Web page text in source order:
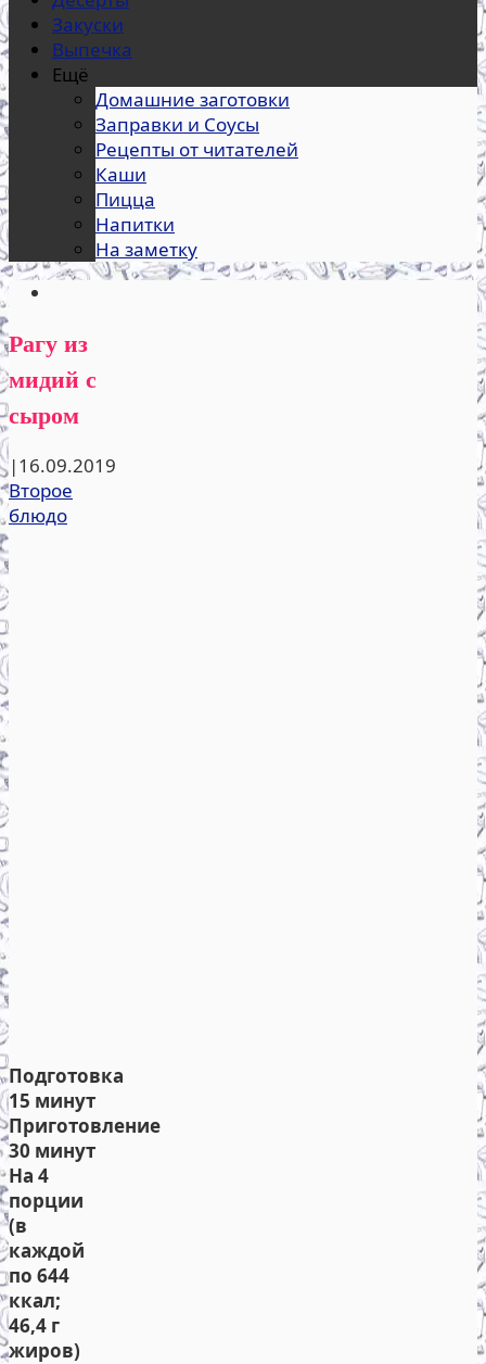
Закуски
Выпечка
Ещё
Домашние заготовки
Заправки и Соусы
Рецепты от читателей
Каши
Пицца
Напитки
На заметку
Рагу из
мидий с
сыром
|16.09.2019
Второе
блюдо
Подготовка
15 минут
Приготовление
30 минут
На 4
порции
(в
каждой
по 644
ккал;
46,4 г
жиров)